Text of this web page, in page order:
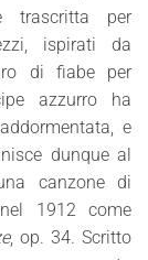
trascritta per
ispirati da
di fiabe per
azzurro ha
e
dunque al
canzone di
1912 come
, op. 34. Scritto